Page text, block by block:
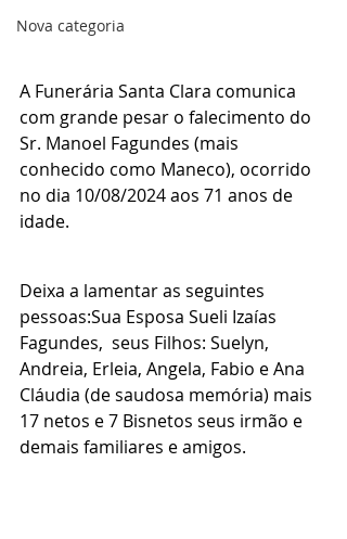
Nova categoria
A Funerária Santa Clara comunica
com grande pesar o falecimento do
Sr. Manoel Fagundes (mais
conhecido como Maneco), ocorrido
no dia 10/08/2024 aos 71 anos de
idade.
Deixa a lamentar as seguintes
pessoas:Sua Esposa Sueli Izaías
Fagundes,  seus Filhos: Suelyn,
Andreia, Erleia, Angela, Fabio e Ana
Cláudia (de saudosa memória) mais
17 netos e 7 Bisnetos seus irmão e
demais familiares e amigos.